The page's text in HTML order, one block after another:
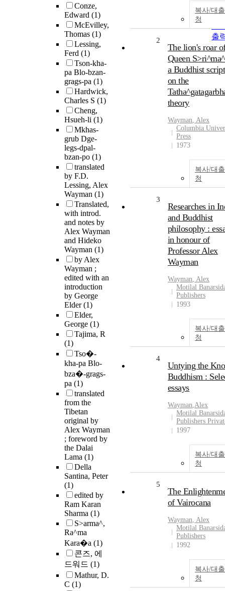
Conze,
Edward (1)
McEvilley,
Thomas (1)
Lessing,
Ferd (1)
Tson-kha-
pa Blo-bzan-
grags-pa (1)
Hardwick,
Charles S (1)
Cheng,
Hsueh-li (1)
Mkhas-
grub Dge-
legs-dpal-
bzan-po (1)
translated
by F.D.
Lessing, Alex
Wayman (1)
Translated,
with introd.
and notes by
Alex Wayman
and Hideko
Wayman (1)
by Alex
Wayman ;
edited with an
introduction
by George
Elder(1)
Elder,
George (1)
Tajima, R
(1)
Tso�-
kha-pa Blo-
bza�-grags-
pa (1)
translated
from the
Tibetan
original by
Alex Wayman
; foreword by
the Dalai
Lama (1)
Della
Santina, Peter
(1)
edited by
Ram Karan
Sharma (1)
S>arma^,
Ra^ma
Kara�a (1)
콘즈, 에
드워드 (1)
Mathur, D.
C (1)
50
출
출
복사/대
청
2
The lion's roar
Queen
a Buddhist
on the
theory
Wayman, Alex
Columbia
Press
1973
복사/대
청
3
Researches in
and Buddhist
philosophy :
in honour of
Professor Alex
Wayman
Wayman, Alex
Motilal
Publishers
1993
복사/대
청
4
Untying the
Buddhism :
essays
Wayman,Alex
Motilal
Publishers
1997
복사/대
청
5
The
of Vairocana
Wayman, Alex
Motilal
Publishers
1992
복사/대
청